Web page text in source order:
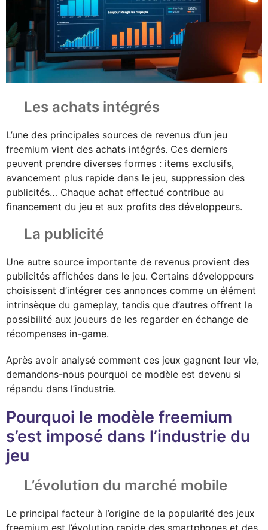
Les achats intégrés
L’une des principales sources de revenus d’un jeu
freemium vient des achats intégrés. Ces derniers
peuvent prendre diverses formes : items exclusifs,
avancement plus rapide dans le jeu, suppression des
publicités… Chaque achat effectué contribue au
financement du jeu et aux profits des développeurs.
La publicité
Une autre source importante de revenus provient des
publicités affichées dans le jeu. Certains développeurs
choisissent d’intégrer ces annonces comme un élément
intrinsèque du gameplay, tandis que d’autres offrent la
possibilité aux joueurs de les regarder en échange de
récompenses in-game.
Après avoir analysé comment ces jeux gagnent leur vie,
demandons-nous pourquoi ce modèle est devenu si
répandu dans l’industrie.
Pourquoi le modèle freemium
s’est imposé dans l’industrie du
jeu
L’évolution du marché mobile
Le principal facteur à l’origine de la popularité des jeux